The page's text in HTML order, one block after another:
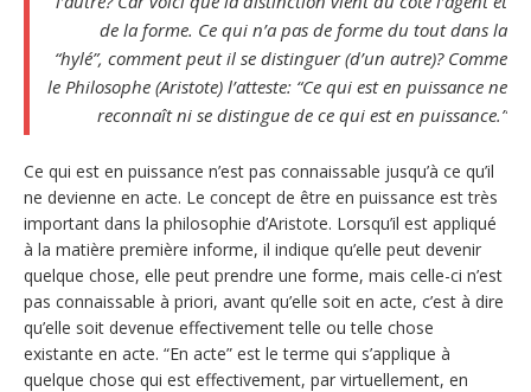
de la forme. Ce qui n’a pas de forme du tout dans la
“hylé”, comment peut il se distinguer (d’un autre)? Comme
le Philosophe (Aristote) l’atteste: “Ce qui est en puissance ne
reconnaît ni se distingue de ce qui est en puissance.”
Ce qui est en puissance n’est pas connaissable jusqu’à ce qu’il
ne devienne en acte. Le concept de être en puissance est très
important dans la philosophie d’Aristote. Lorsqu’il est appliqué
à la matière première informe, il indique qu’elle peut devenir
quelque chose, elle peut prendre une forme, mais celle-ci n’est
pas connaissable à priori, avant qu’elle soit en acte, c’est à dire
qu’elle soit devenue effectivement telle ou telle chose
existante en acte. “En acte” est le terme qui s’applique à
quelque chose qui est effectivement, par virtuellement, en